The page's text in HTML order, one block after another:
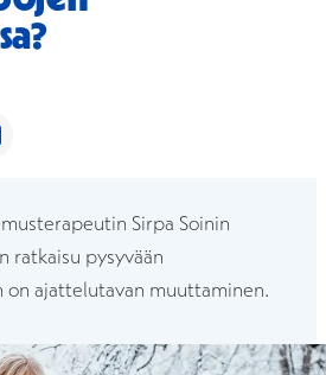
ikkunaan
uuteen ikkunaan
Sirpa Soinin
ratkaisu pysyvään
on ajattelutavan muuttaminen.